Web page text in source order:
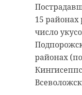
15
число
районах
церемонии
советских
Первой
подняли
из колодца.
Поисково-
города